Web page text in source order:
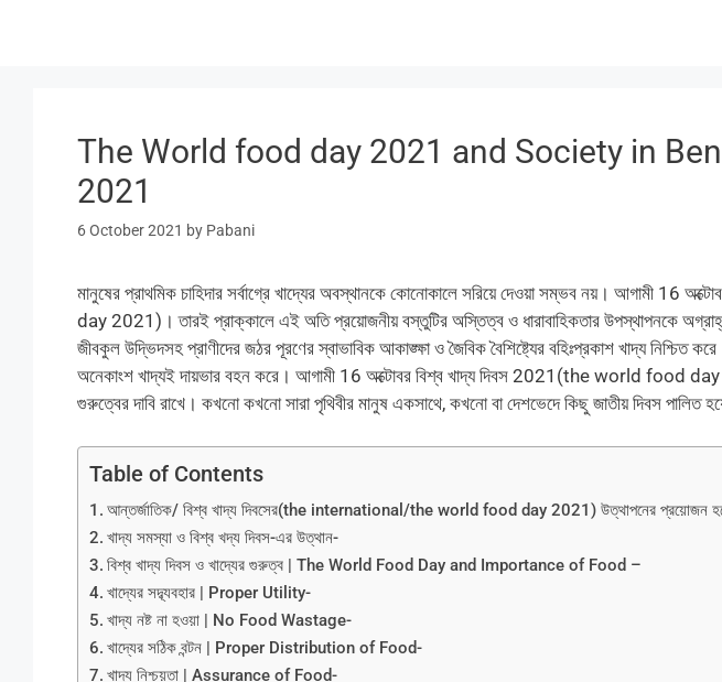
The World food day 2021 and Society in
2021
6 October 2021 by Pabani
মানুষের প্রাথমিক চাহিদার সর্বাগ্রে খাদ্যের অবস্থানকে কোনোকালে সরিয়ে দেওয়া সম্ভব নয়। আগামী 16
day 2021)। তারই প্রাক্কালে এই অতি প্রয়োজনীয় বস্তুটির অস্তিত্ব ও ধারাবাহিকতার উপস্থাপনকে অগ্রাহ্য
জীবকুল উদ্ভিদসহ প্রাণীদের জঠর পূরণের স্বাভাবিক আকাঙ্ক্ষা ও জৈবিক বৈশিষ্ট্যের বহিঃপ্রকাশ খাদ্য নিশ্চিত
অনেকাংশ খাদ্যই দায়ভার বহন করে। আগামী 16 অক্টোবর বিশ্ব খাদ্য দিবস 2021(the world food day
গুরুত্বের দাবি রাখে। কখনো কখনো সারা পৃথিবীর মানুষ একসাথে, কখনো বা দেশভেদে কিছু জাতীয় দিবস পালিত
Table of Contents
আন্তর্জাতিক/ বিশ্ব খাদ্য দিবসের(the international/the world food day 2021) উত্থাপনের প্রয়োজন
খাদ্য সমস্যা ও বিশ্ব খদ্য দিবস-এর উত্থান-
বিশ্ব খাদ্য দিবস ও খাদ্যের গুরুত্ব | The World Food Day and Importance of Food –
খাদ্যের সদ্ব্যবহার | Proper Utility-
খাদ্য নষ্ট না হওয়া | No Food Wastage-
খাদ্যের সঠিক বন্টন | Proper Distribution of Food-
খাদ্য নিশ্চয়তা | Assurance of Food-